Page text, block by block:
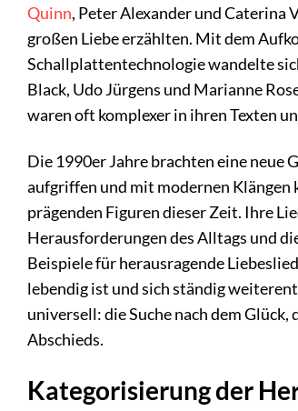
Quinn, Peter Alexander und Caterina
großen Liebe erzählten. Mit dem
Schallplattentechnologie wandelte
Black, Udo Jürgens und Marianne
waren oft komplexer in ihren Texten
Die 1990er Jahre brachten eine neue
aufgriffen und mit modernen Klängen
prägenden Figuren dieser Zeit. Ihre
Herausforderungen des Alltags und
Beispiele für herausragende
lebendig ist und sich ständig
universell: die Suche nach dem
Abschieds.
Kategorisierung der